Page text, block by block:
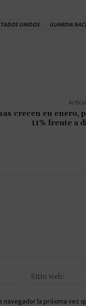
UNIDOS
GUARDIA
crecen en enero,
11% frente a
Correo
la próxima vez